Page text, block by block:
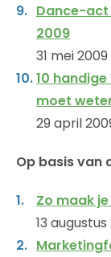
Dance-act
2009
31 mei
10 handige
moet
29 april
Op basis van
Zo maak
13